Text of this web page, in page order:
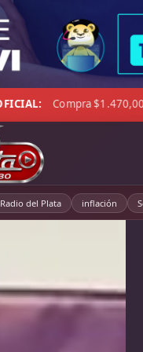
DÓLAR BLUE:
Radio del Plata inflación